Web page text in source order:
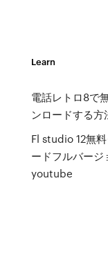
Learn
電話レトロ8で
ンロードする方
Fl studio 12無
ードフルバージ
youtube